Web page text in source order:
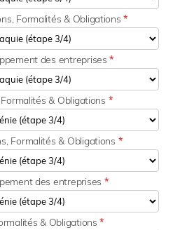
Formalités & Obligations*
des entreprises*
& Obligations *
Formalités & Obligations *
des entreprises *
& Obligations*